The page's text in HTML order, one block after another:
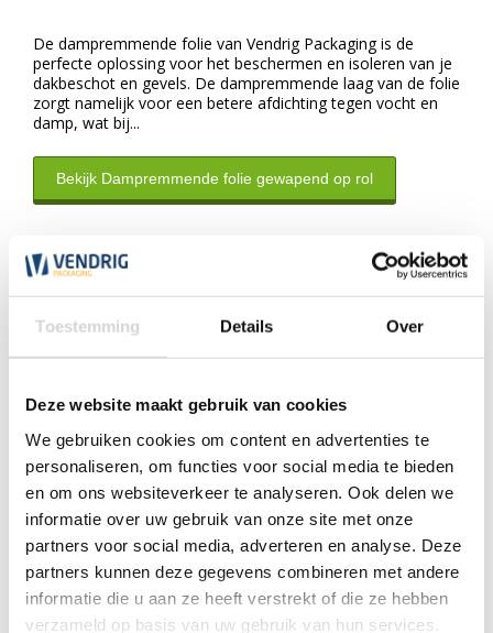
Toestemming Details Over
Deze website maakt gebruik van cookies
We gebruiken cookies om content en advertenties te
personaliseren, om functies voor social media te bieden
en om ons websiteverkeer te analyseren. Ook delen we
informatie over uw gebruik van onze site met onze
partners voor social media, adverteren en analyse. Deze
partners kunnen deze gegevens combineren met andere
informatie die u aan ze heeft verstrekt of die ze hebben
verzameld op basis van uw gebruik van hun services.
De dampremmende folie van Vendrig Packaging is de
perfecte oplossing voor het beschermen en isoleren van je
dakbeschot en gevels. De dampremmende laag van de folie
zorgt namelijk voor een betere afdichting tegen vocht en
damp, wat bij...
Bekijk Dampremmende folie gewapend op rol
Klantenservice
open tussen 7:30 en 17:30 uur.
0348 4791 95
Chat
Mailen